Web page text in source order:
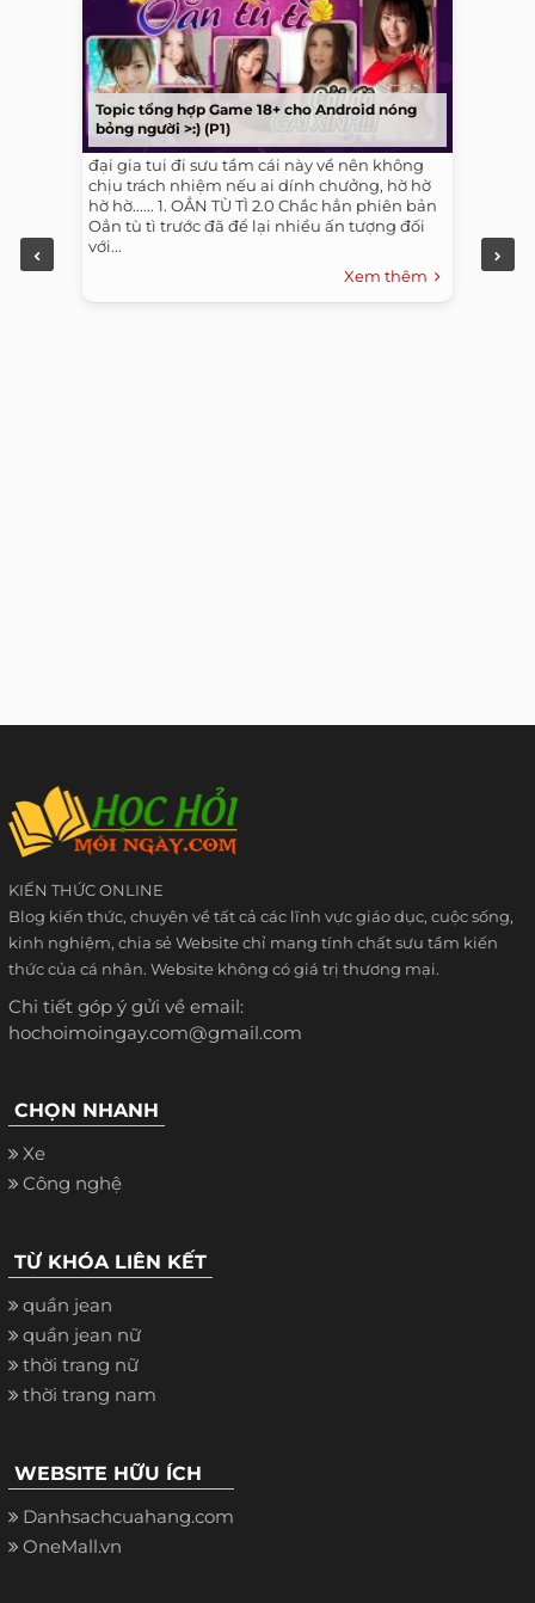
Topic tổng hợp Game 18+ cho Android nóng
bỏng người >:) (P1)
đại gia tui đi sưu tầm cái này về nên không
chịu trách nhiệm nếu ai dính chưởng, hờ hờ
hờ hờ...... 1. OẲN TÙ TÌ 2.0 Chắc hẳn phiên bản
Oẳn tù tì trước đã để lại nhiều ấn tượng đối
với...
Xem thêm
KIẾN THỨC ONLINE
Blog kiến thức, chuyên về tất cả các lĩnh vực giáo dục, cuộc sống,
kinh nghiệm, chia sẻ Website chỉ mang tính chất sưu tầm kiến
thức của cá nhân. Website không có giá trị thương mại.
Chi tiết góp ý gửi về email:
hochoimoingay.com@gmail.com
CHỌN NHANH
Xe
Công nghệ
TỪ KHÓA LIÊN KẾT
quần jean
quần jean nữ
thời trang nữ
thời trang nam
WEBSITE HỮU ÍCH
Danhsachcuahang.com
OneMall.vn